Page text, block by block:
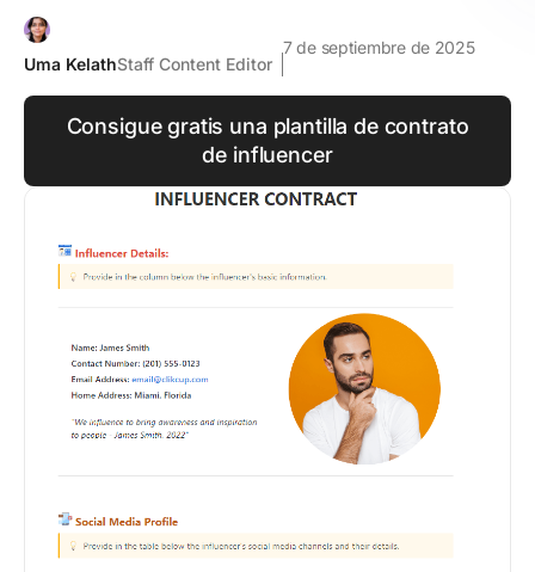
Uma KelathStaff Content Editor
7 de septiembre de 2025
Consigue gratis una plantilla de contrato
de influencer